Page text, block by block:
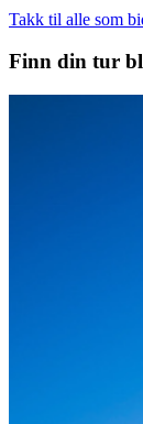
Takk til alle som
Finn din tur